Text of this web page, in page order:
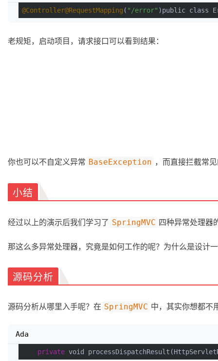
@Controller@RequestMapping ( "/error" )public
老规矩，启动项目，请求接口可以看到结果：
你也可以不自定义异常 BaseException ，而直接拦截常
小结
经过以上的演示后我们学习了 SpringMVC 四种异常处理器
那这么多异常处理器，究竟是如何工作的呢？为什么是设计
源码分析
源码分析从哪里入手呢？在 SpringMVC 中，其实你想都不
private void
Ada